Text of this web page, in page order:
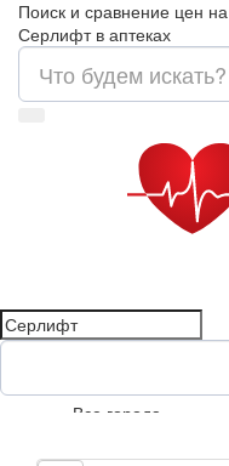
Поиск и сравнение цен на
Серлифт в аптеках
Все города